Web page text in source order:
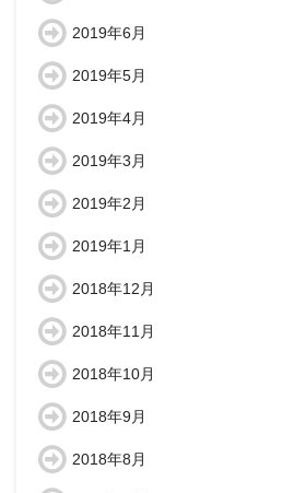
2019年6月
2019年5月
2019年4月
2019年3月
2019年2月
2019年1月
2018年12月
2018年11月
2018年10月
2018年9月
2018年8月